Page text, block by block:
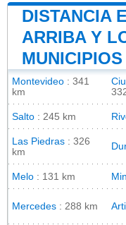
DISTANCIA
ARRIBA Y
Montevideo : 341
km
Salto : 245 km
Las Piedras : 326
km
Melo : 131 km
Mercedes : 288 km